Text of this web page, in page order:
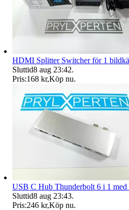
HDMI Splitter Switcher för 1
Sluttid8 aug 23:42.
Pris:168 kr,Köp nu.
USB C Hub Thunderbolt 6 i 1
Sluttid8 aug 23:43.
Pris:246 kr,Köp nu.